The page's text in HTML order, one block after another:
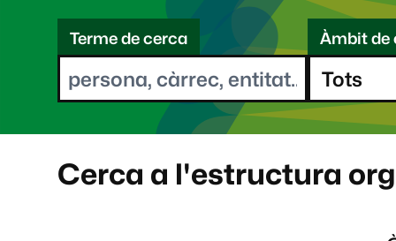
e
l
e
o
t
C
eTerme de cerca Àmbit de
Cerca a l'estructura